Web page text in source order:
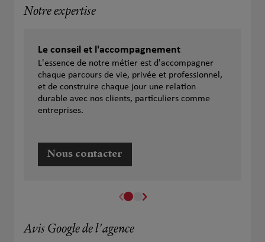
Notre expertise
Le conseil et l'accompagnement
L'essence de notre métier est d'accompagner
chaque parcours de vie, privée et professionnel,
et de construire chaque jour une relation
durable avec nos clients, particuliers comme
entreprises.
Nous contacter
Avis Google de l'agence